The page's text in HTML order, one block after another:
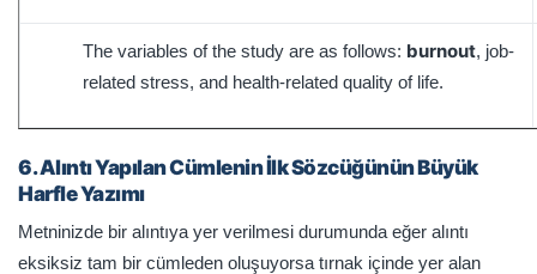
The variables of the study are as follows: burnout, job-
related stress, and health-related quality of life.
6. Alıntı Yapılan Cümlenin İlk Sözcüğünün Büyük
Harfle Yazımı
Metninizde bir alıntıya yer verilmesi durumunda eğer alıntı
eksiksiz tam bir cümleden oluşuyorsa tırnak içinde yer alan